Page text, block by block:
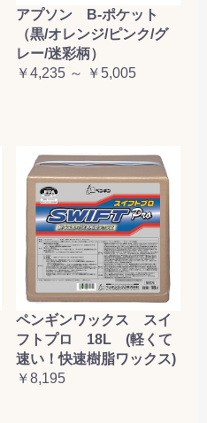
アプソン B-ポケット
（黒/オレンジ/ピンク/グ
レー/迷彩柄）
￥4,235 ～ ￥5,005
ペンギンワックス スイ
フトプロ 18L (軽くて
速い！快速樹脂ワックス)
￥8,195